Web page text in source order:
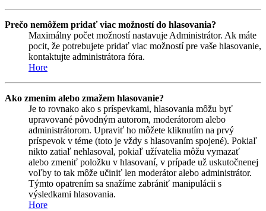
Prečo nemôžem pridať viac možností do hlasovania?
Maximálny počet možností nastavuje Administrátor. Ak máte
pocit, že potrebujete pridať viac možností pre vaše hlasovanie,
kontaktujte administrátora fóra.
Hore
Ako zmením alebo zmažem hlasovanie?
Je to rovnako ako s príspevkami, hlasovania môžu byť
upravované pôvodným autorom, moderátorom alebo
administrátorom. Upraviť ho môžete kliknutím na prvý
príspevok v téme (toto je vždy s hlasovaním spojené). Pokiaľ
nikto zatiaľ nehlasoval, pokiaľ užívatelia môžu vymazať
alebo zmeniť položku v hlasovaní, v prípade už uskutočnenej
voľby to tak môže učiniť len moderátor alebo administrátor.
Týmto opatrením sa snažíme zabrániť manipulácii s
výsledkami hlasovania.
Hore